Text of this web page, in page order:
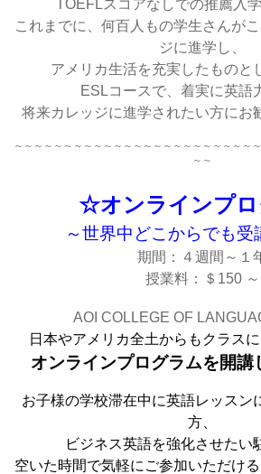
TOEFLスコアなしでの推薦入学
これまでに、何百 人もの学生さんが
ジに進学し、
アメリカ生活を充実したものと
ESLコースで、着実に英語
将来カレッジに進学されたい方にお
～～～～～～～～～～～～～～～～～～～～～～～～
～～
☆オンラインプロ
～世界中どこからでも受
期間：４週間～１
授業料：＄150 ～
AOI COLLEGE OF
日本やアメリカ全土からもクラスに
オンラインプログラムを開講
お子様の学校滞在中に英語レッスン
方、
ビジネス英語を強化させたい
空いた時間で気軽にご参加いただけ